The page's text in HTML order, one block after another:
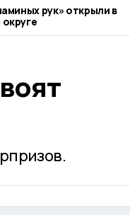
рук» открыли в